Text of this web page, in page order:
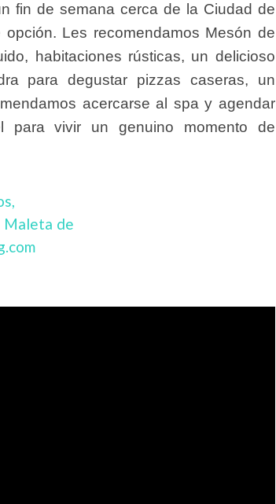
fin de semana cerca de la Ciudad de
Les recomendamos Mesón de
habitaciones rústicas, un delicioso
para degustar pizzas caseras, un
acercarse al spa y agendar
para vivir un genuino momento de